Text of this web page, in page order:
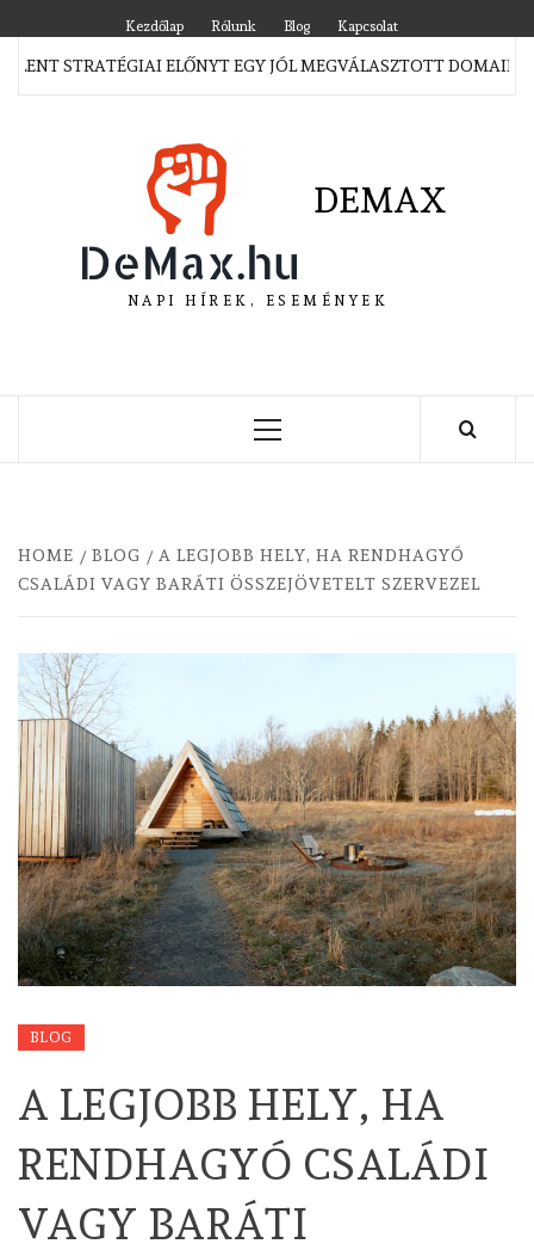
to
content
Kezdőlap Rólunk Blog Kapcsolat
STRATÉGIAI ELŐNYT EGY JÓL MEGVÁLASZTOTT DOMAIN
DEMAX
NAPI HÍREK, ESEMÉNYEK
Primary
HOME BLOG
A LEGJOBB HELY, HA RENDHAGYÓ
CSALÁDI VAGY BARÁTI ÖSSZEJÖVETELT SZERVEZEL
BLOG
A LEGJOBB HELY, HA
RENDHAGYÓ CSALÁDI
VAGY BARÁTI